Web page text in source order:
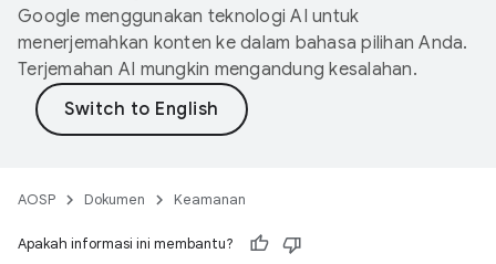
Google menggunakan teknologi AI untuk
menerjemahkan konten ke dalam bahasa pilihan Anda.
Terjemahan AI mungkin mengandung kesalahan.
AOSP Dokumen Keamanan
Apakah informasi ini membantu?